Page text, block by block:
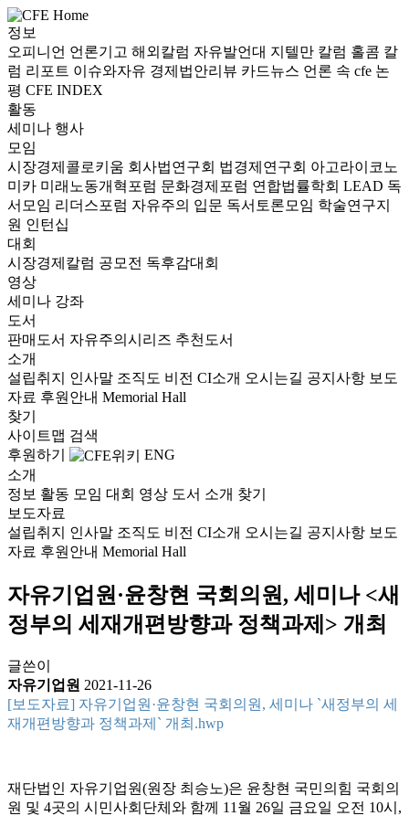
정보
오피니언 언론기고 해외칼럼 자유발언대 지텔만 칼럼 홀콤 칼
럼 리포트 이슈와자유 경제법안리뷰 카드뉴스 언론 속 cfe 논
평 CFE INDEX
활동
세미나 행사
모임
시장경제콜로키움 회사법연구회 법경제연구회 아고라이코노
미카 미래노동개혁포럼 문화경제포럼 연합법률학회 LEAD 독
서모임 리더스포럼 자유주의 입문 독서토론모임 학술연구지
원 인턴십
대회
시장경제칼럼 공모전 독후감대회
영상
세미나 강좌
도서
판매도서 자유주의시리즈 추천도서
소개
설립취지 인사말 조직도 비전 CI소개 오시는길 공지사항 보도
자료 후원안내 Memorial Hall
찾기
사이트맵 검색
후원하기
ENG
소개
정보 활동 모임 대회 영상 도서 소개 찾기
보도자료
설립취지
인사말 조직도 비전 CI소개 오시는길 공지사항 보도
자료 후원안내 Memorial Hall
자유기업원·윤창현 국회의원, 세미나 <새
정부의 세재개편방향과 정책과제> 개최
글쓴이
자유기업원 2021-11-26
[보도자료] 자유기업원·윤창현 국회의원, 세미나 `새정부의 세
재개편방향과 정책과제` 개최.hwp
재단법인 자유기업원(원장 최승노)은 윤창현 국민의힘 국회의
원 및 4곳의 시민사회단체와 함께 11월 26일 금요일 오전 10시,